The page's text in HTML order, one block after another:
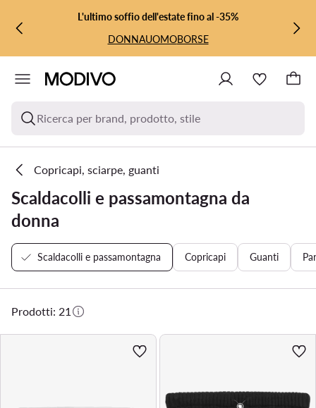
VAI AL CONTENUTO PRINCIPALE
VAI ALLA RICERCAL'ultimo soffio dell'estate fino al -35%
DONNAUOMOBORSE
Ricerca per brand, prodotto, stile
Copricapi, sciarpe, guanti
Scaldacolli e passamontagna da
donna
Scaldacolli e passamontagna Copricapi Guanti
Prodotti: 21